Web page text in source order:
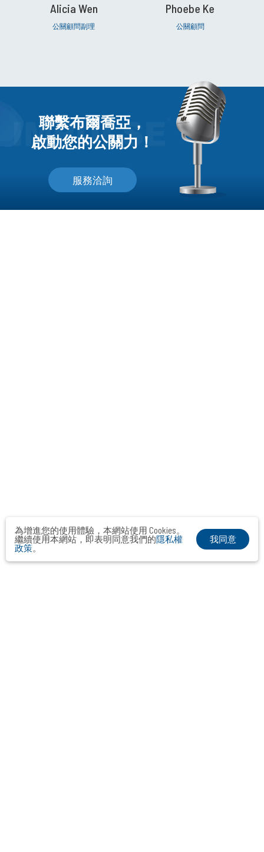
Alicia Wen
公關顧問副理
Phoebe Ke
公關顧問
聯繫布爾喬亞，
啟動您的公關力！
服務洽詢
為增進您的使用體驗，本網站使用 Cookies。
繼續使用本網站，即表明同意我們的隱私權
政策。
我同意